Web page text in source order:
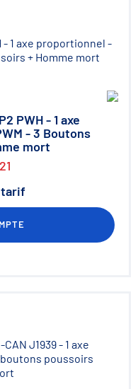
PWH - 1 axe
- 3 Boutons
mort
tarif